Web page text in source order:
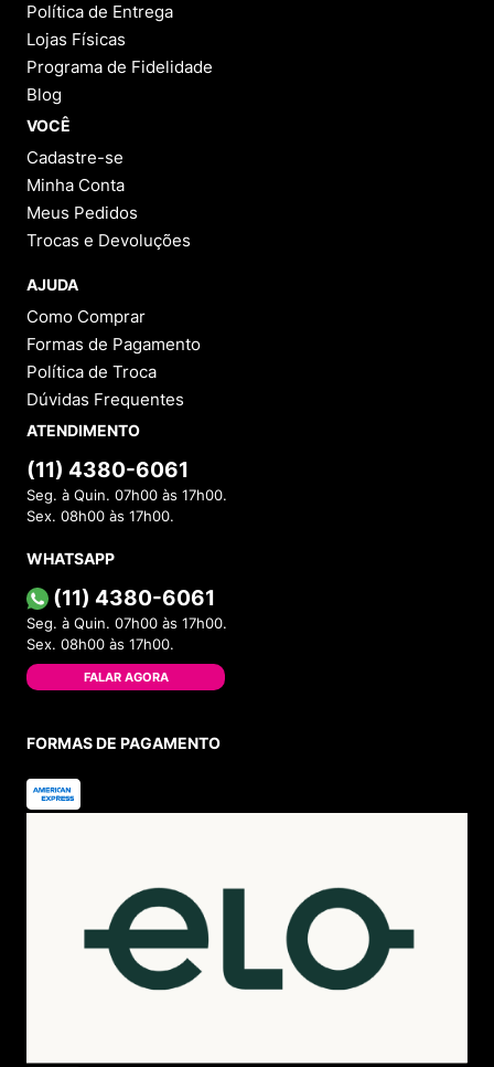
Política de Entrega
Lojas Físicas
Programa de Fidelidade
Blog
VOCÊ
Cadastre-se
Minha Conta
Meus Pedidos
Trocas e Devoluções
AJUDA
Como Comprar
Formas de Pagamento
Política de Troca
Dúvidas Frequentes
ATENDIMENTO
(11) 4380-6061
Seg. à Quin. 07h00 às 17h00.
Sex. 08h00 às 17h00.
WHATSAPP
(11) 4380-6061
Seg. à Quin. 07h00 às 17h00.
Sex. 08h00 às 17h00.
FALAR AGORA
FORMAS DE PAGAMENTO